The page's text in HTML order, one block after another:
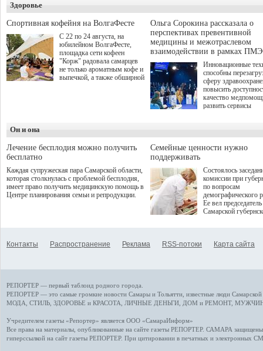
а сам он
Здоровье
Спортивная кофейня на ВолгаФесте
С 22 по 24 августа, на
юбилейном ВолгаФесте,
площадка сети кофеен
"Корж" радовала самарцев
не только ароматным кофе и
выпечкой, а также обширной
Ольга Сорокина рассказала о
перспективах превентивной
медицины и межотраслевом
взаимодействии в рамках
Инновационные
способны
сферу
повысить
качество
развить сервисы
определенными
К ним можно
возникающие при
данными
более динамичного
проникновения
сегмент
отраслевое
рассказала Ольга
ходе сессии
качества жизни" в
ПМЭФ 2025. В
РФ Михаил
представители
Государственной
Он и она
Лечение бесплодия можно получить
бесплатно
Каждая супружеская пара Самарской области,
которая столкнулась с проблемой бесплодия,
имеет право получить медицинскую помощь в
Центре планирования семьи и репродукции.
Семейные ценности нужно
поддерживать
Состоялось
комиссии при
по вопросам
демографического
Ее вел председатель
Самарской
Контакты Распространение Реклама RSS-потоки Карта сайта
РЕПОРТЕР — первый таблоид родного города.
РЕПОРТЕР — это самые громкие новости Самары и Тольятти, известные люди
МОДА, СТИЛЬ ЗДОРОВЬЕ и КРАСОТА ЛИЧНЫЕ ДЕНЬГИ ДОМ и РЕМОНТ,
Учредителем газеты «Репортер» является ООО «СамараИнформ»
Все права на материалы, опубликованные на сайте газеты РЕПОРТЕР. САМАРА защищены.
гиперссылкой на сайт газеты РЕПОРТЕР. При цитировании в печатных и электронных